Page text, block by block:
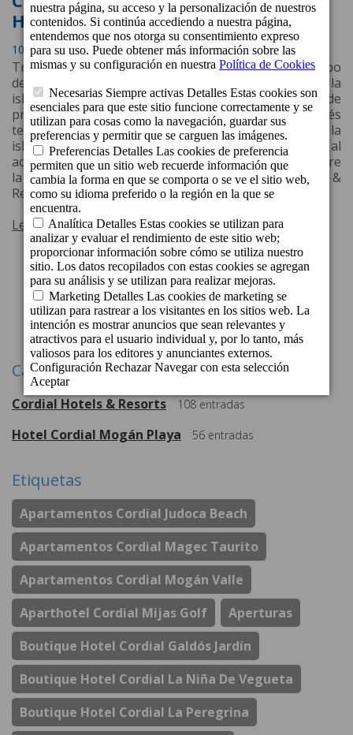
Hotels & Resorts
10 de Julio de 2022 a las 15:31
Tras dos años de parón por la crisis sanitaria, el equipo
de fútbol femenino Celtic F.C. aterriza de nuevo en la
isla de Gran Canaria para realizar su stage de
pretemporada. El stage del equipo femenino escocés
tendrá lugar del día 5 al día 12 de julio en el sur de la
isla, concretamente en Puerto de Mogán, gracias al
acuerdo de patrocinio, recientemente renovado, entre
la cadena hotelera grancanaria beCordial Hotels &
Resorts y el Celtic F.C.
Leer más
1 2 3 Siguiente
Categorías
Cordial Hotels & Resorts 108 entradas
Hotel Cordial Mogán Playa 56 entradas
Etiquetas
Apartamentos Cordial Judoca Beach
Apartamentos Cordial Magec Taurito
Apartamentos Cordial Mogán Valle
Aparthotel Cordial Mijas Golf
Aperturas
Boutique Hotel Cordial Galdós Jardín
Boutique Hotel Cordial La Niña De Vegueta
Boutique Hotel Cordial La Peregrina